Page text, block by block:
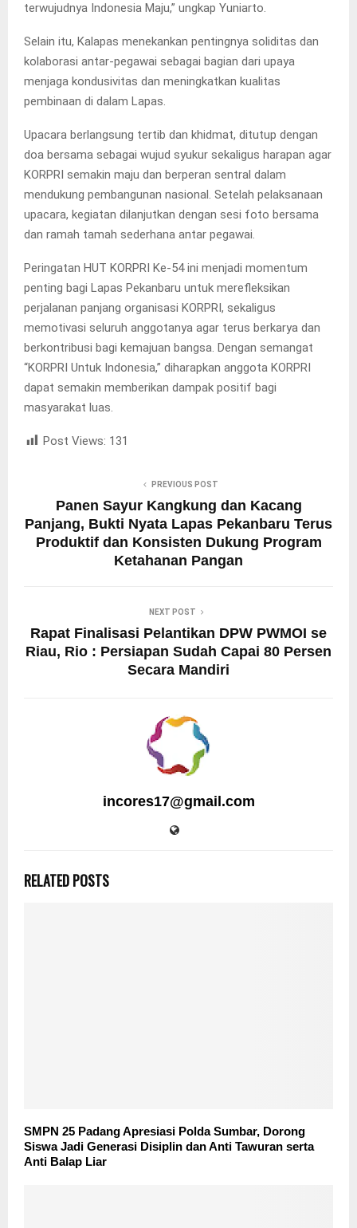
terwujudnya Indonesia Maju,” ungkap Yuniarto.
Selain itu, Kalapas menekankan pentingnya soliditas dan
kolaborasi antar-pegawai sebagai bagian dari upaya
menjaga kondusivitas dan meningkatkan kualitas
pembinaan di dalam Lapas.
Upacara berlangsung tertib dan khidmat, ditutup dengan
doa bersama sebagai wujud syukur sekaligus harapan agar
KORPRI semakin maju dan berperan sentral dalam
mendukung pembangunan nasional. Setelah pelaksanaan
upacara, kegiatan dilanjutkan dengan sesi foto bersama
dan ramah tamah sederhana antar pegawai.
Peringatan HUT KORPRI Ke-54 ini menjadi momentum
penting bagi Lapas Pekanbaru untuk merefleksikan
perjalanan panjang organisasi KORPRI, sekaligus
memotivasi seluruh anggotanya agar terus berkarya dan
berkontribusi bagi kemajuan bangsa. Dengan semangat
“KORPRI Untuk Indonesia,” diharapkan anggota KORPRI
dapat semakin memberikan dampak positif bagi
masyarakat luas.
Post Views: 131
PREVIOUS POST
Panen Sayur Kangkung dan Kacang
Panjang, Bukti Nyata Lapas Pekanbaru Terus
Produktif dan Konsisten Dukung Program
Ketahanan Pangan
NEXT POST
Rapat Finalisasi Pelantikan DPW PWMOI se
Riau, Rio : Persiapan Sudah Capai 80 Persen
Secara Mandiri
incores17@gmail.com
RELATED POSTS
SMPN 25 Padang Apresiasi Polda Sumbar, Dorong
Siswa Jadi Generasi Disiplin dan Anti Tawuran serta
Anti Balap Liar